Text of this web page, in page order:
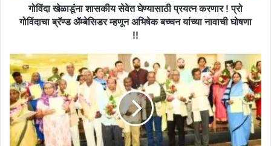
गोविंदाचा
ब्रॅण्ड
अभिषेक
बच्चन
यांच्या
नावाची
घोषणा
!!
गोविंदा खेळाडूंना शासकीय सेवेत घेण्यासाठी प्रयत्न करणार ! प्रो
गोविंदाचा ब्रॅण्ड ॲम्बेसिडर म्हणून अभिषेक बच्चन यांच्या नावाची घोषणा
!!
महानगरपालिकेचे
३०
कर्मचारी
सेवानिवृत्त
!
आपली
नौकरी